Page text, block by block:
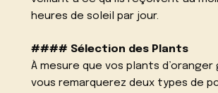
heures de soleil par jour.
#### Sélection des Plants
À mesure que vos plants d’oranger
vous remarquerez deux types de